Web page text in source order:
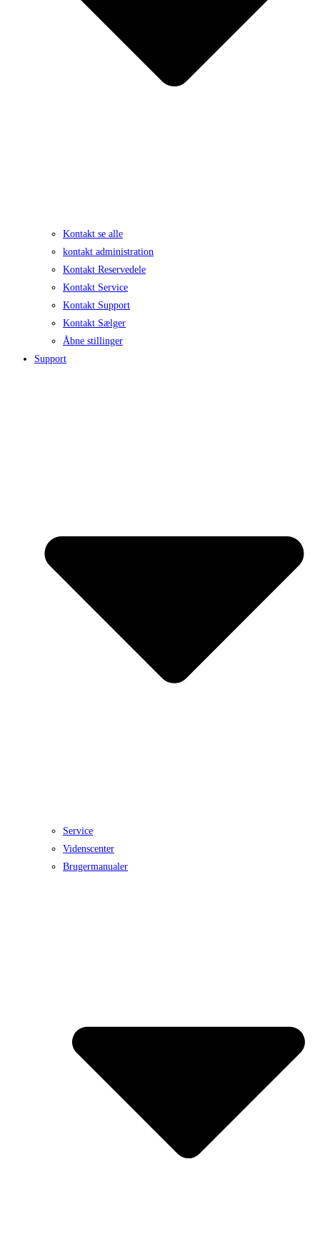
Kontakt se alle
kontakt administration
Kontakt Reservedele
Kontakt Service
Kontakt Support
Kontakt Sælger
Åbne stillinger
Support
Service
Videnscenter
Brugermanualer